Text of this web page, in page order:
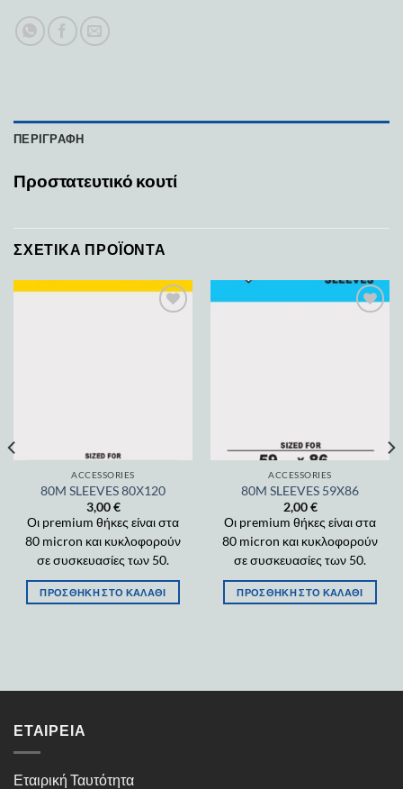
ΠΕΡΙΓΡΑΦΉ
Προστατευτικό κουτί
ΣΧΕΤΙΚΆ ΠΡΟΪΌΝΤΑ
ACCESSORIES
80M SLEEVES 80Χ120
3,00€
Οι premium θήκες είναι στα
80 micron και κυκλοφορούν
σε συσκευασίες των 50.
ΠΡΟΣΘΉΚΗ ΣΤΟ ΚΑΛΆΘΙ
ACCESSORIES
80M SLEEVES 59X86
2,00€
Οι premium θήκες είναι στα
80 micron και κυκλοφορούν
σε συσκευασίες των 50.
ΠΡΟΣΘΉΚΗ ΣΤΟ ΚΑΛΆΘΙ
ΕΤΑΙΡΕΊΑ
Εταιρική Ταυτότητα